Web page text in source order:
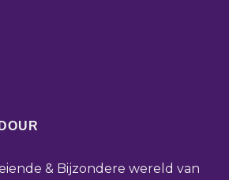
& Bijzondere wereld van